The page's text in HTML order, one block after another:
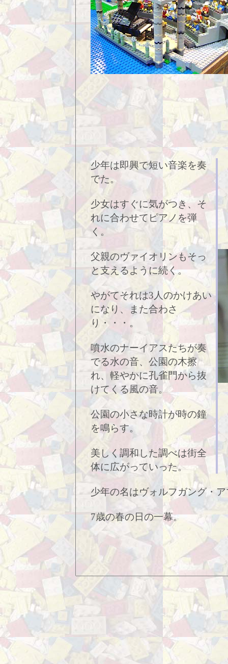
少年は即興で短い音楽を奏
でた。
少女はすぐに気がつき、そ
れに合わせてピアノを弾
く。
父親のヴァイオリンもそっ
と支えるように続く。
やがてそれは3人のかけあい
になり、また合わさ
り・・・。
噴水のナーイアスたちが奏
でる水の音、公園の木擦
れ、軽やかに孔雀門から抜
けてくる風の音。
公園の小さな時計が時の鐘
を鳴らす。
美しく調和した調べは街全
体に広がっていった。
少年の名はヴォルフガング・
7歳の春の日の一幕。